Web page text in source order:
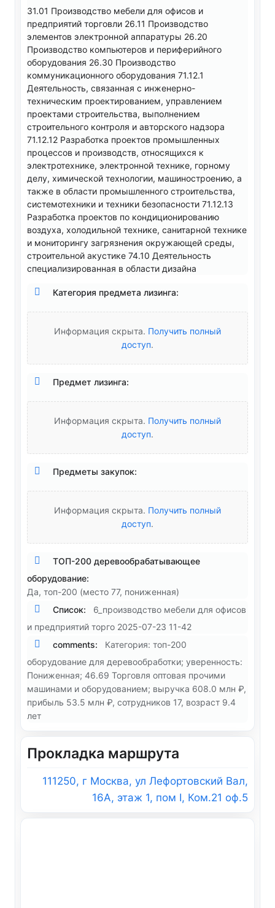
31.01 Производство мебели для офисов и
предприятий торговли 26.11 Производство
элементов электронной аппаратуры 26.20
Производство компьютеров и периферийного
оборудования 26.30 Производство
коммуникационного оборудования 71.12.1
Деятельность, связанная с инженерно-
техническим проектированием, управлением
проектами строительства, выполнением
строительного контроля и авторского надзора
71.12.12 Разработка проектов промышленных
процессов и производств, относящихся к
электротехнике, электронной технике, горному
делу, химической технологии, машиностроению, а
также в области промышленного строительства,
системотехники и техники безопасности 71.12.13
Разработка проектов по кондиционированию
воздуха, холодильной технике, санитарной технике
и мониторингу загрязнения окружающей среды,
строительной акустике 74.10 Деятельность
специализированная в области дизайна
Категория предмета лизинга:
Информация скрыта. Получить полный
доступ.
Предмет лизинга:
Информация скрыта. Получить полный
доступ.
Предметы закупок:
Информация скрыта. Получить полный
доступ.
ТОП-200 деревообрабатывающее
оборудование:
Да, топ-200 (место 77, пониженная)
Список:
6_производство мебели для офисов
и предприятий торго 2025-07-23 11-42
comments:
Категория: топ-200
оборудование для деревообработки; уверенность:
Пониженная; 46.69 Торговля оптовая прочими
машинами и оборудованием; выручка 608.0 млн ₽,
прибыль 53.5 млн ₽, сотрудников 17, возраст 9.4
лет
Прокладка маршрута
111250, г Москва, ул Лефортовский Вал,
16А, этаж 1, пом I, Ком.21 оф.5